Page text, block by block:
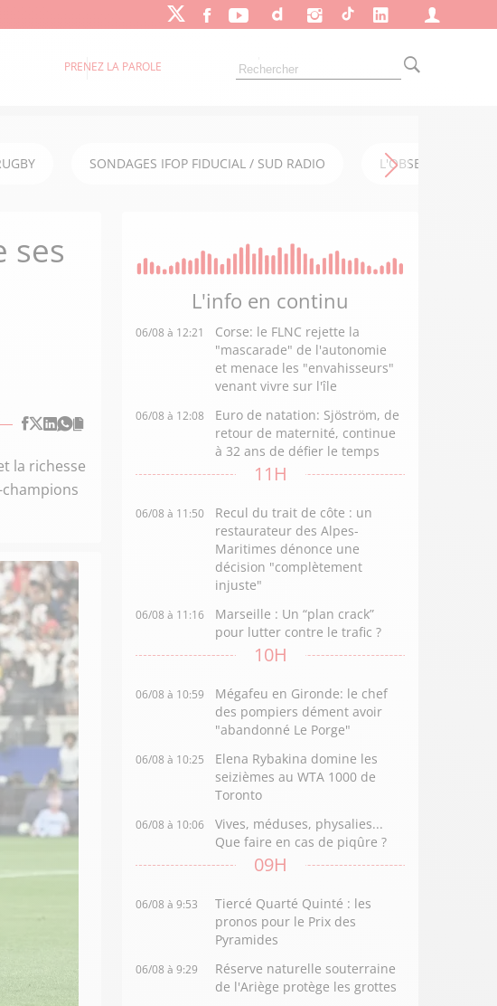
PRENEZ LA PAROLE
SONDAGES IFOP FIDUCIAL / SUD RADIO L'OBSERVATOIRE
ses
la richesse
L'info en continu
06/08 à 12:21
Corse: le FLNC rejette la
"mascarade" de l'autonomie
et menace les "envahisseurs"
venant vivre sur l'île
06/08 à 12:08
Euro de natation: Sjöström, de
retour de maternité, continue
à 32 ans de défier le temps
11H
06/08 à 11:50
Recul du trait de côte : un
restaurateur des Alpes-
Maritimes dénonce une
décision "complètement
injuste"
06/08 à 11:16
Marseille : Un “plan crack”
pour lutter contre le trafic ?
10H
06/08 à 10:59
Mégafeu en Gironde: le chef
des pompiers dément avoir
"abandonné Le Porge"
06/08 à 10:25
Elena Rybakina domine les
seizièmes au WTA 1000 de
Toronto
06/08 à 10:06
Vives, méduses, physalies...
Que faire en cas de piqûre ?
09H
06/08 à 9:53
Tiercé Quarté Quinté : les
pronos pour le Prix des
Pyramides
06/08 à 9:29
Réserve naturelle souterraine
de l'Ariège protège les grottes